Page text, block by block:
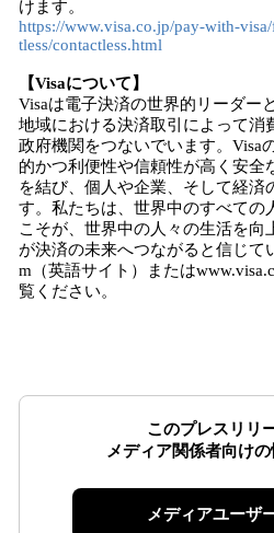
けます。
https://www.visa.co.jp/pay-with-
tless/contactless.html
【Visaについて】
Visaは電子決済の世界的リーダー
地域における決済取引によって消
政府機関をつないでいます。Visa
的かつ利便性や信頼性が高く安全
を結び、個人や企業、そして経済
す。私たちは、世界中のすべての
こそが、世界中の人々の生活を向
が決済の未来へつながると信じて
m（英語サイト）または
覧ください。
このプレスリリ
メディア関係者向け
メディアユーザ